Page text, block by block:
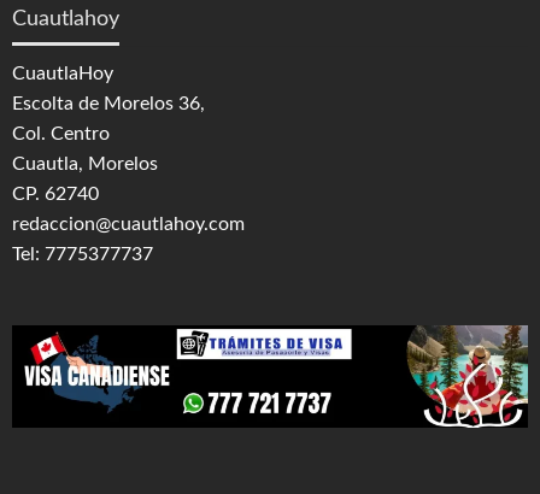
Cuautlahoy
CuautlaHoy
Escolta de Morelos 36,
Col. Centro
Cuautla, Morelos
CP. 62740
redaccion@cuautlahoy.com
Tel: 7775377737